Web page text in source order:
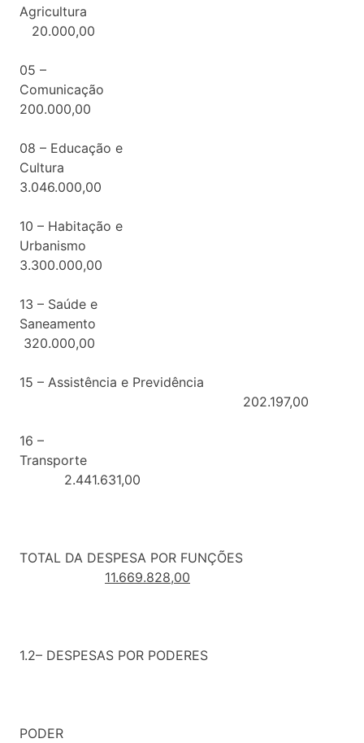
20.000,00
05 –
200.000,00
08 – Educação e
Cultura
3.046.000,00
10 – Habitação e
Urbanismo
3.300.000,00
13 – Saúde e
Saneamento
320.000,00
15 – Assistência e Previdência
202.197,00
16 –
Transporte
2.441.631,00
TOTAL DA DESPESA POR FUNÇÕES
11.669.828,00
1.2– DESPESAS POR PODERES
PODER